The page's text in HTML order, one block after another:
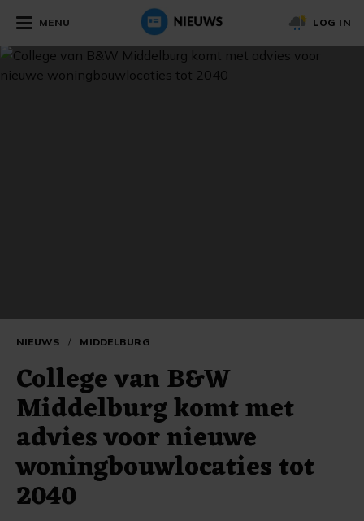
MENU LOG IN
NIEUWS / MIDDELBURG
College van B&W
Middelburg komt met
advies voor nieuwe
woningbouwlocaties tot
2040